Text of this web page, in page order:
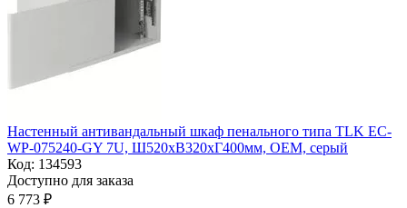
Настенный антивандальный шкаф пенального типа TLK EC-
WP-075240-GY 7U, Ш520хВ320хГ400мм, OEM, серый
Код: 134593
Доступно для заказа
6 773 ₽